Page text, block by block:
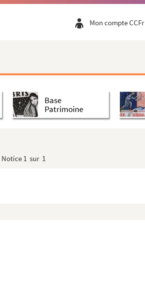
Mon compte CCFr
Base
Patrimoine
Notice 1 sur 1